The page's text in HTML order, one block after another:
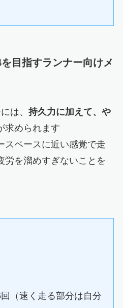
目指すランナー向けメ
は、 持久力に加えて、や
求められます
スペースに近い感覚で走
労を溜めすぎないことを
（速く走る部分は自分